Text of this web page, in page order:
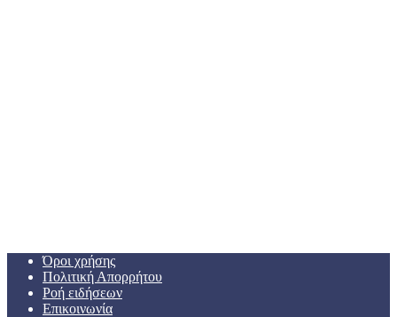
Όροι χρήσης
Πολιτική Απορρήτου
Ροή ειδήσεων
Επικοινωνία